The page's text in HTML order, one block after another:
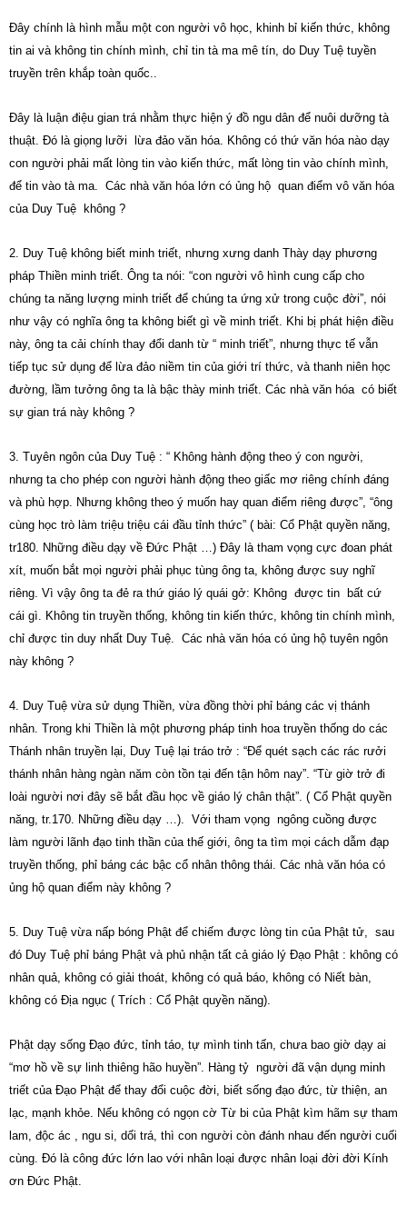
Đây chính là hình mẫu một con người vô học, khinh bỉ kiến thức, không
tin ai và không tin chính mình, chỉ tin tà ma mê tín, do Duy Tuệ tuyền
truyền trên khắp toàn quốc..
Đây là luận điệu gian trá nhằm thực hiện ý đồ ngu dân để nuôi dưỡng tà
thuật. Đó là giọng lưỡi lừa đảo văn hóa. Không có thứ văn hóa nào dạy
con người phải mất lòng tin vào kiến thức, mất lòng tin vào chính mình,
để tin vào tà ma. Các nhà văn hóa lớn có ủng hộ quan điểm vô văn hóa
của Duy Tuệ không ?
2. Duy Tuệ không biết minh triết, nhưng xưng danh Thày dạy phương
pháp Thiền minh triết. Ông ta nói: “con người vô hình cung cấp cho
chúng ta năng lượng minh triết để chúng ta ứng xử trong cuộc đời”, nói
như vậy có nghĩa ông ta không biết gì về minh triết. Khi bị phát hiện điều
này, ông ta cải chính thay đổi danh từ “ minh triết”, nhưng thực tế vẫn
tiếp tục sử dụng để lừa đảo niềm tin của giới trí thức, và thanh niên học
đường, lầm tưởng ông ta là bậc thày minh triết. Các nhà văn hóa có biết
sự gian trá này không ?
3. Tuyên ngôn của Duy Tuệ : “ Không hành động theo ý con người,
nhưng ta cho phép con người hành động theo giấc mơ riêng chính đáng
và phù hợp. Nhưng không theo ý muốn hay quan điểm riêng được”, “ông
cùng học trò làm triệu triệu cái đầu tỉnh thức” ( bài: Cổ Phật quyền năng,
tr180. Những điều dạy về Đức Phật …) Đây là tham vọng cực đoan phát
xít, muốn bắt mọi người phải phục tùng ông ta, không được suy nghĩ
riêng. Vì vậy ông ta đẻ ra thứ giáo lý quái gở: Không được tin bất cứ
cái gì. Không tin truyền thống, không tin kiến thức, không tin chính mình,
chỉ được tin duy nhất Duy Tuệ. Các nhà văn hóa có ủng hộ tuyên ngôn
này không ?
4. Duy Tuệ vừa sử dụng Thiền, vừa đồng thời phỉ báng các vị thánh
nhân. Trong khi Thiền là một phương pháp tinh hoa truyền thống do các
Thánh nhân truyền lại, Duy Tuệ lại tráo trở : “Để quét sạch các rác rưởi
thánh nhân hàng ngàn năm còn tồn tại đến tận hôm nay”. “Từ giờ trở đi
loài người nơi đây sẽ bắt đầu học về giáo lý chân thật”. ( Cổ Phật quyền
năng, tr.170. Những điều dạy …). Với tham vọng ngông cuồng được
làm người lãnh đạo tinh thần của thế giới, ông ta tìm mọi cách dẫm đạp
truyền thống, phỉ báng các bậc cổ nhân thông thái. Các nhà văn hóa có
ủng hộ quan điểm này không ?
5. Duy Tuệ vừa nấp bóng Phật để chiếm được lòng tin của Phật tử, sau
đó Duy Tuệ phỉ báng Phật và phủ nhận tất cả giáo lý Đạo Phật : không có
nhân quả, không có giải thoát, không có quả báo, không có Niết bàn,
không có Địa ngục ( Trích : Cổ Phật quyền năng).
Phật dạy sống Đạo đức, tỉnh táo, tự mình tinh tấn, chưa bao giờ dạy ai
“mơ hồ về sự linh thiêng hão huyền”. Hàng tỷ người đã vận dụng minh
triết của Đạo Phật để thay đổi cuộc đời, biết sống đạo đức, từ thiện, an
lạc, mạnh khỏe. Nếu không có ngọn cờ Từ bi của Phật kìm hãm sự tham
lam, độc ác , ngu si, dối trá, thì con người còn đánh nhau đến người cuối
cùng. Đó là công đức lớn lao với nhân loại được nhân loại đời đời Kính
ơn Đức Phật.